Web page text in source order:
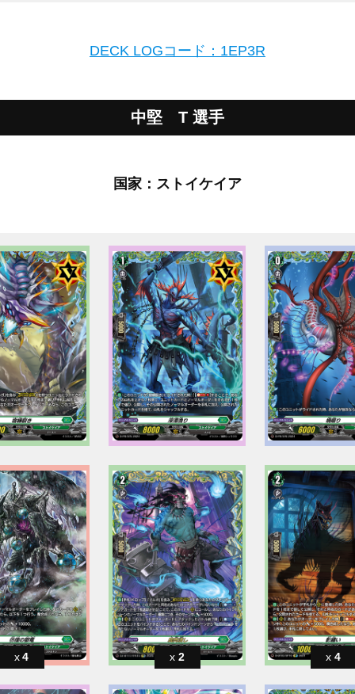
DECK LOGコード：1EP3R
中堅 T 選手
国家：ストイケイア
4 2 4